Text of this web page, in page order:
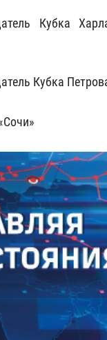
Кубка
Кубка